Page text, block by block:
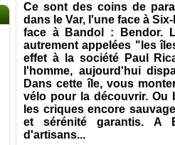
Ce sont des coins de
dans le Var, l'une face à
face à Bandol : Bendor.
autrement appelées "les
effet à la société Paul
l'homme, aujourd'hui
Dans cette île, vous
vélo pour la découvrir. Ou
les criques encore
et sérénité garantis. A
d'artisans...